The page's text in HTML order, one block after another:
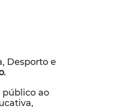
Desporto e
.
público ao